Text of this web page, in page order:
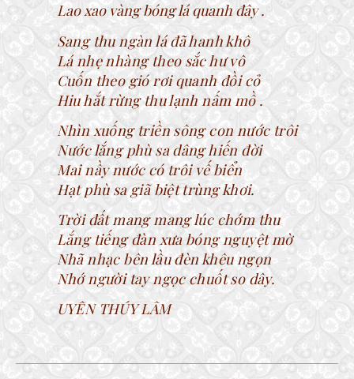
Lao xao vàng bóng lá quanh đây .
Sang thu ngàn lá đã hanh khô
Lá nhẹ nhàng theo sắc hư vô
Cuốn theo gió rơi quanh đồi cỏ
Hiu hắt rừng thu lạnh nấm mồ .
Nhìn xuống triền sông con nước trôi
Nước lắng phù sa dâng hiến đời
Mai nầy nước có trôi vế biển
Hạt phù sa giã biệt trùng khơi.
Trời đất mang mang lúc chớm thu
Lắng tiếng đàn xưa bóng nguyệt mờ
Nhã nhạc bên lầu đèn khêu ngọn
Nhớ người tay ngọc chuốt so dây.
UYÊN THÚY LÂM